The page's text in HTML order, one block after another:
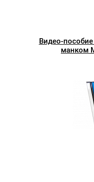
Видео-
манком